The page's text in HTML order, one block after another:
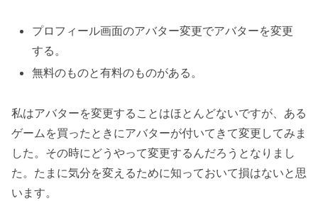
プロフィール画面のアバター変更でアバターを変更
する。
無料のものと有料のものがある。
私はアバターを変更することはほとんどないですが、ある
ゲームを買ったときにアバターが付いてきて変更してみま
した。その時にどうやって変更するんだろうとなりまし
た。たまに気分を変えるために知っておいて損はないと思
います。